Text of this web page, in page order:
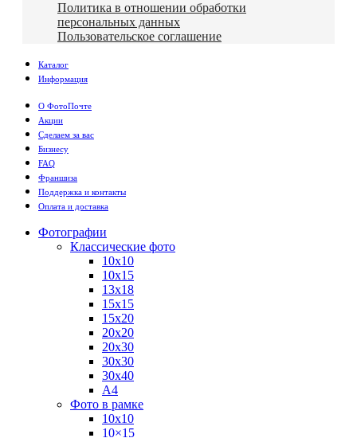
Политика в отношении обработки
персональных данных
Пользовательское соглашение
Каталог
Информация
О ФотоПочте
Акции
Сделаем за вас
Бизнесу
FAQ
Франшиза
Поддержка и контакты
Оплата и доставка
Фотографии
Классические фото
10х10
10х15
13х18
15х15
15х20
20х20
20х30
30х30
30х40
А4
Фото в рамке
10х10
10×15